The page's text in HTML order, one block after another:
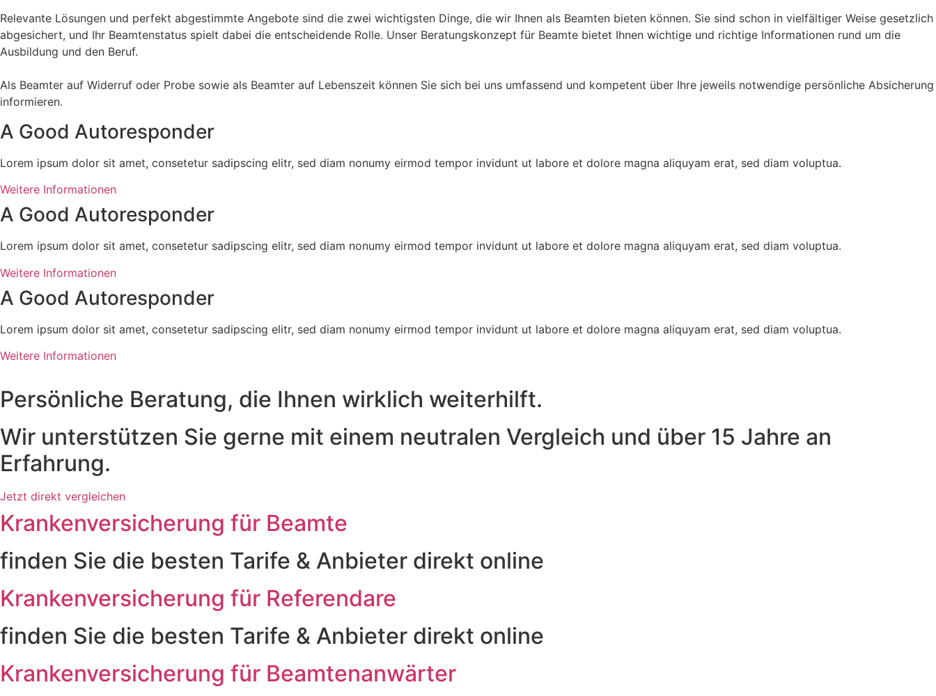
Relevante Lösungen und perfekt abgestimmte Angebote sind die zwei wichtigsten Dinge, die wir Ihnen als Beamten bieten können. Sie sind schon in vielfältiger Weise gesetzlich
abgesichert, und Ihr Beamtenstatus spielt dabei die entscheidende Rolle. Unser Beratungskonzept für Beamte bietet Ihnen wichtige und richtige Informationen rund um die
Ausbildung und den Beruf.
Als Beamter auf Widerruf oder Probe sowie als Beamter auf Lebenszeit können Sie sich bei uns umfassend und kompetent über Ihre jeweils notwendige persönliche Absicherung
informieren.
A Good Autoresponder
Lorem ipsum dolor sit amet, consetetur sadipscing elitr, sed diam nonumy eirmod tempor invidunt ut labore et dolore magna aliquyam erat, sed diam voluptua.
Weitere Informationen
A Good Autoresponder
Lorem ipsum dolor sit amet, consetetur sadipscing elitr, sed diam nonumy eirmod tempor invidunt ut labore et dolore magna aliquyam erat, sed diam voluptua.
Weitere Informationen
A Good Autoresponder
Lorem ipsum dolor sit amet, consetetur sadipscing elitr, sed diam nonumy eirmod tempor invidunt ut labore et dolore magna aliquyam erat, sed diam voluptua.
Weitere Informationen
Persönliche Beratung, die Ihnen wirklich weiterhilft.
Wir unterstützen Sie gerne mit einem neutralen Vergleich und über 15 Jahre an
Erfahrung.
Jetzt direkt vergleichen
Krankenversicherung für Beamte
finden Sie die besten Tarife & Anbieter direkt online
Krankenversicherung für Referendare
finden Sie die besten Tarife & Anbieter direkt online
Krankenversicherung für Beamtenanwärter